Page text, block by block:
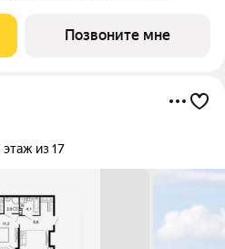
что соответствуют стандартам
взрослый и
Позвоните мне
этаж из 17